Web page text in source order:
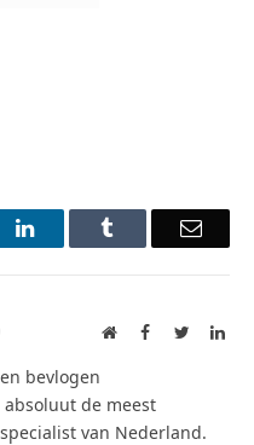
LinkedIn Email
WebsiteFacebook
Twitter
bevlogen
de meest
van Nederland.